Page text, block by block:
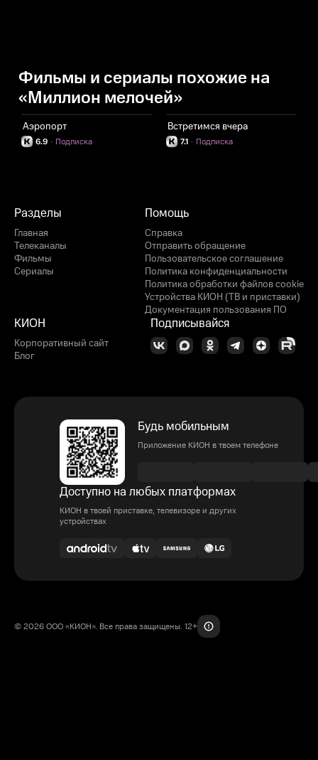
Фильмы и сериалы похожие на
«Миллион мелочей»
Аэропорт
6.9 Подписка
·
Встретимся вчера
7.1 Подписка
·
Разделы
Главная
Телеканалы
Фильмы
Сериалы
Помощь
Справка
Отправить обращение
Пользовательское соглашение
Политика конфиденциальности
Политика обработки файлов cookie
Устройства КИОН (ТВ и приставки)
Документация пользования ПО
КИОН
Корпоративный сайт
Блог
Подписывайся
Будь мобильным
Приложение КИОН в твоем телефоне
Доступно на любых платформах
КИОН в твоей приставке, телевизоре и других
устройствах
© 2026 ООО «КИОН». Все права защищены. 12+